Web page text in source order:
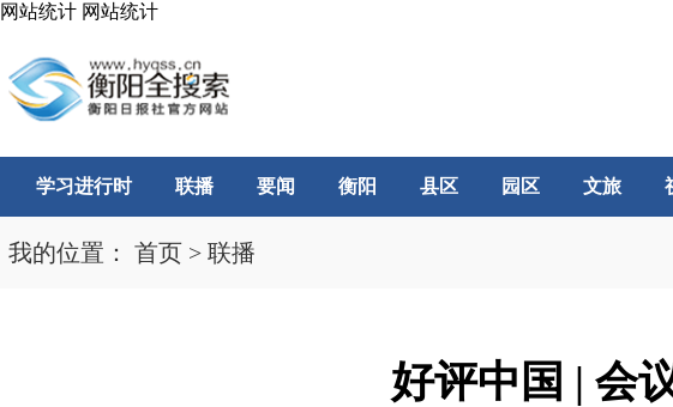
网站统计 网站统计
学习进行时 联播 要闻 衡阳 县区 园区 文旅
我的位置： 首页 > 联播
好评中国 | 会